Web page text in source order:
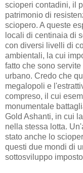
scioperi contadini, il
patrimonio di
sciopero. A queste
locali di centinaia di
con diversi livelli di
ambientali, la cui
fatto che sono
urbano. Credo che
megalopoli e
compreso, il cui
monumentale
Gold Ashanti, in cui
nella stessa lotta.
stato anche lo
questi due mondi di
sottosviluppo